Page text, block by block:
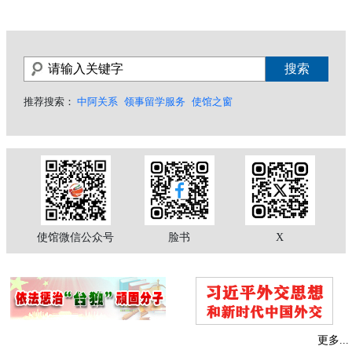
推荐搜索： 中阿关系 领事留学服务 使馆之窗
使馆微信公众号 脸书 X
更多...